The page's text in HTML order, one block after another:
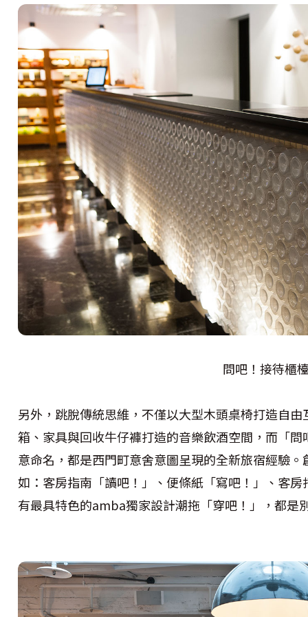
問吧！接待櫃
另外，跳脫傳統思維，不僅以大型木頭桌椅打造自
箱、家具與回收牛仔褲打造的音樂飲酒空間，而「
意命名，都是西門町意舍意圖呈現的全新旅宿經驗
如：客房指南「讀吧！」、便條紙「寫吧！」、客
有最具特色的amba獨家設計潮拖「穿吧！」，都是